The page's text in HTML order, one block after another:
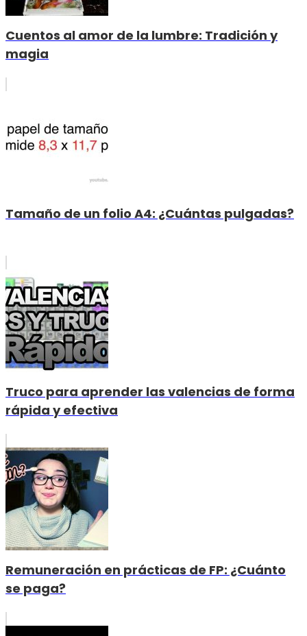
Cuentos al amor de la lumbre: Tradición y
magia
Tamaño de un folio A4: ¿Cuántas pulgadas?
Truco para aprender las valencias de forma
rápida y efectiva
Remuneración en prácticas de FP: ¿Cuánto
se paga?